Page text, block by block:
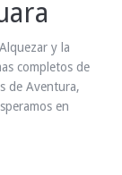
y la
completos de
de Aventura,
en